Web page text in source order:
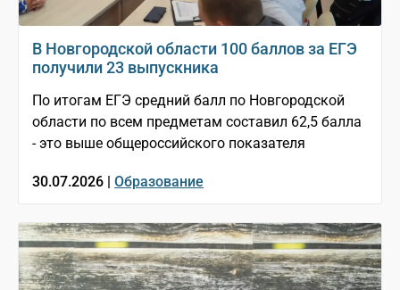
В Новгородской области 100 баллов за ЕГЭ
получили 23 выпускника
По итогам ЕГЭ средний балл по Новгородской
области по всем предметам составил 62,5 балла
- это выше общероссийского показателя
30.07.2026 | Образование